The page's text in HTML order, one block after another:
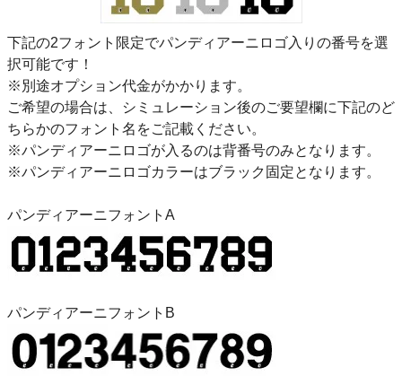
下記の2フォント限定でパンディアーニロゴ入りの番号を選
択可能です！
※別途オプション代金がかかります。
ご希望の場合は、シミュレーション後のご要望欄に下記のど
ちらかのフォント名をご記載ください。
※パンディアーニロゴが入るのは背番号のみとなります。
※パンディアーニロゴカラーはブラック固定となります。
パンディアーニフォントA
パンディアーニフォントB